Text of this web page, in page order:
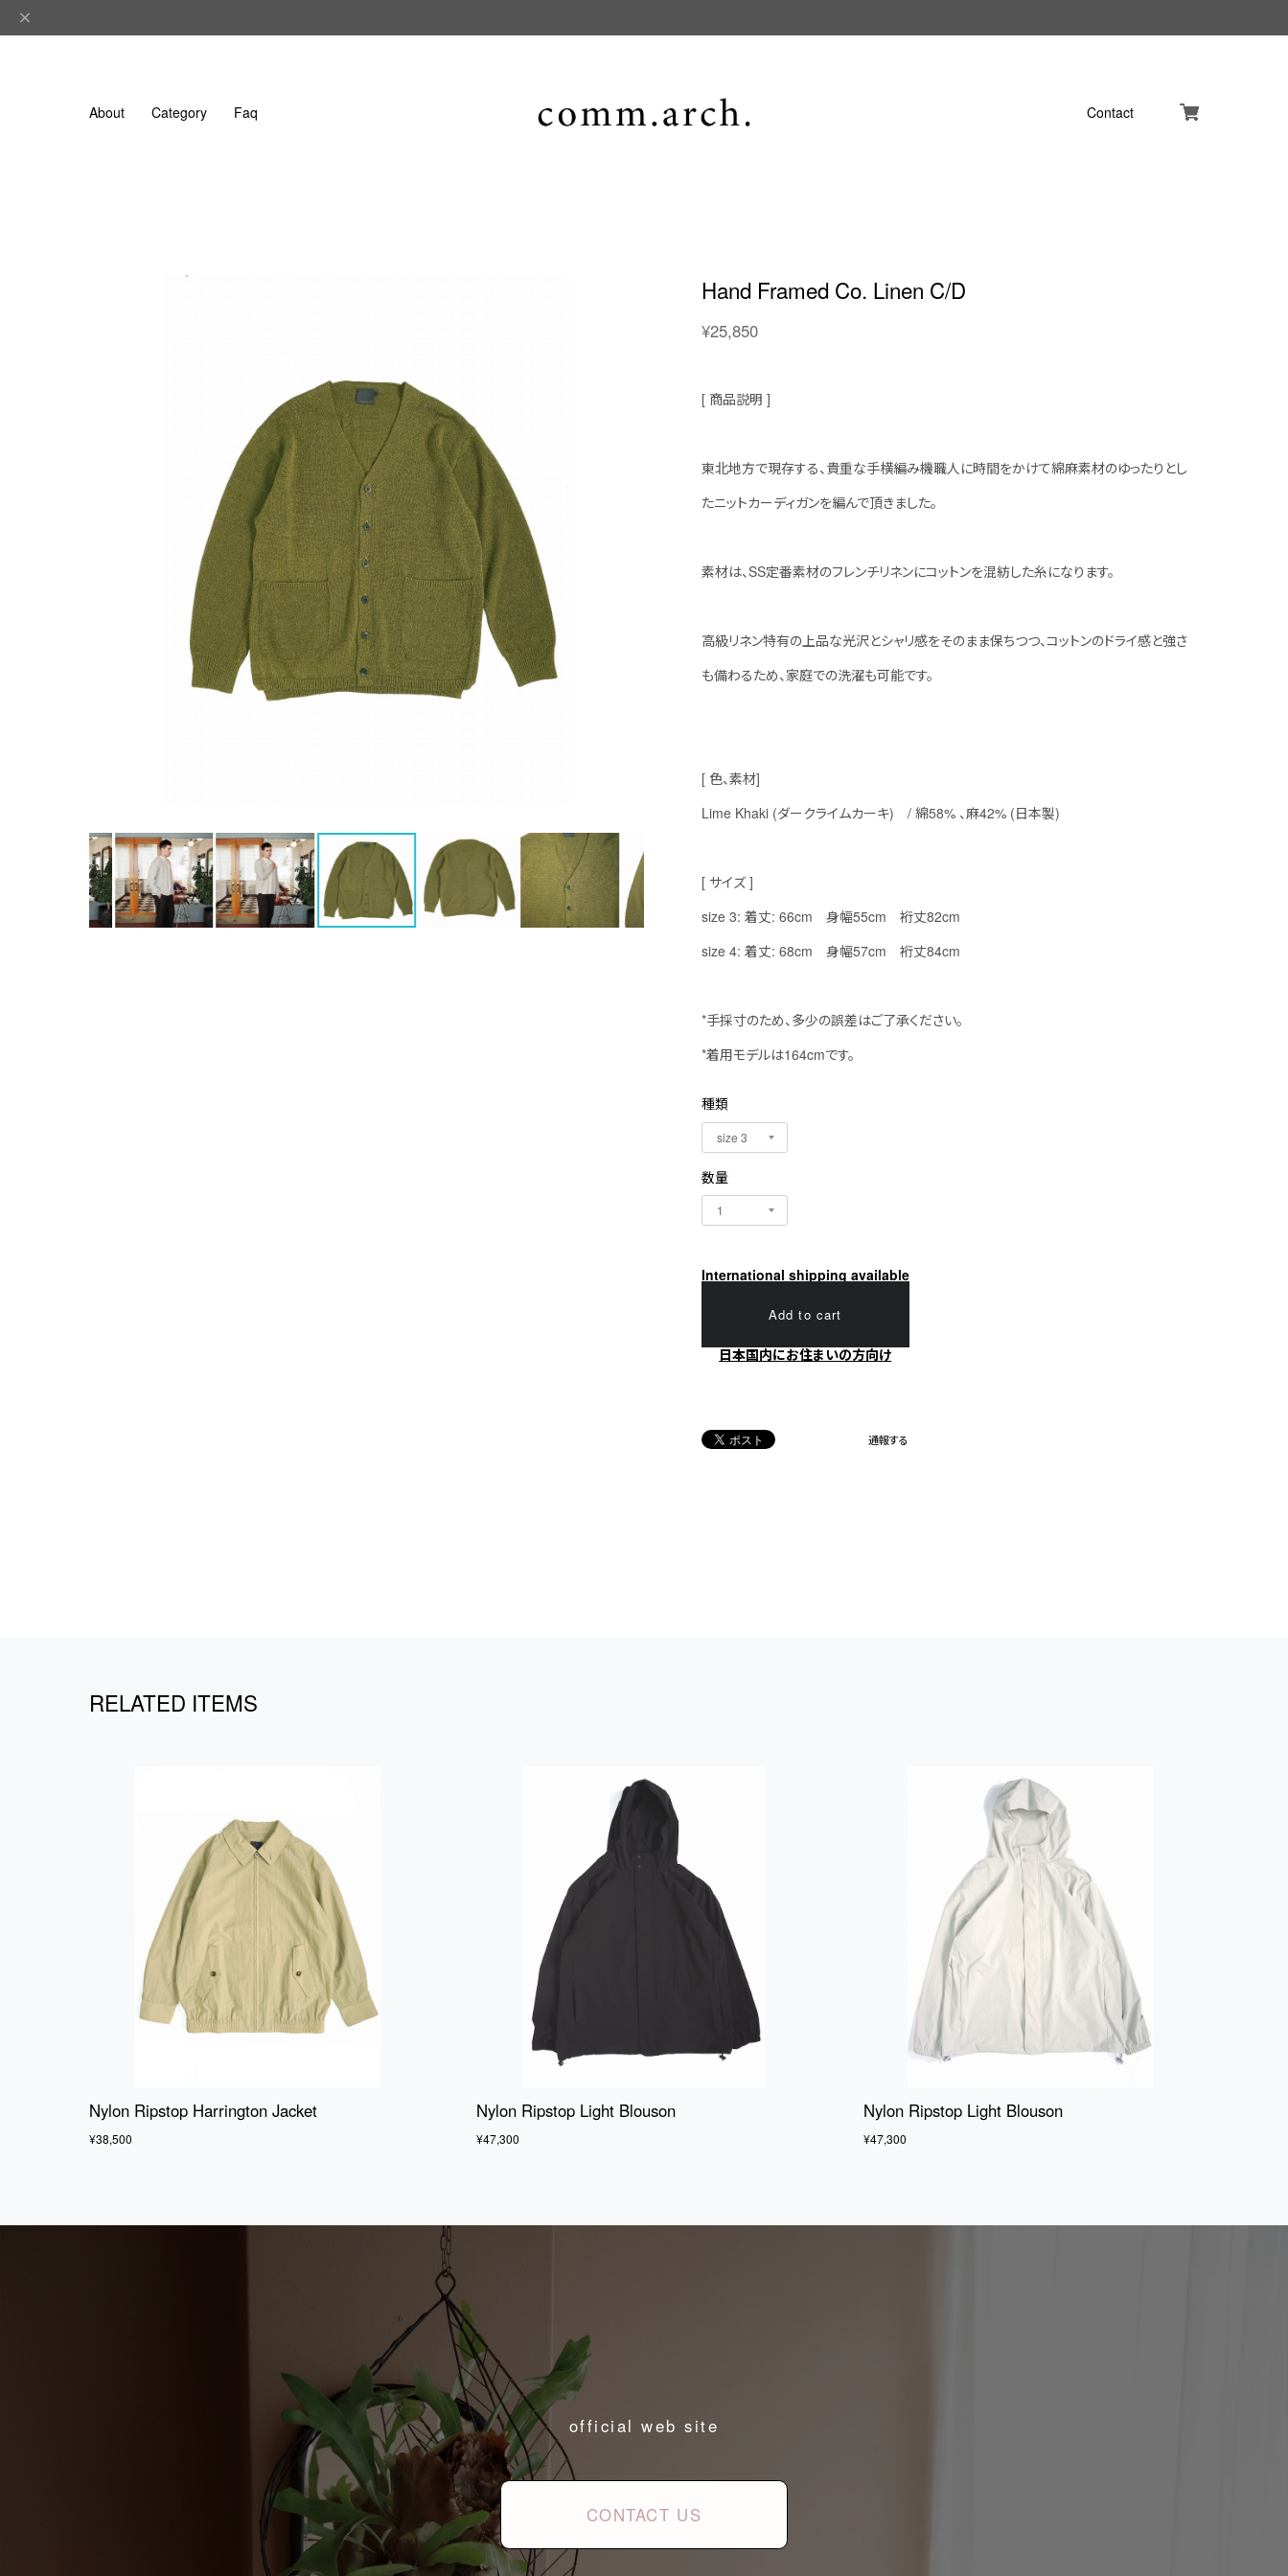
About Category Faq Contact
Hand Framed Co. Linen C/D
¥25,850
[ 商品説明 ]
東北地方で現存する、貴重な手横編み機職人に時間をかけて綿麻素材のゆったりとし
たニットカーディガンを編んで頂きました。
素材は、SS定番素材のフレンチリネンにコットンを混紡した糸になります。
高級リネン特有の上品な光沢とシャリ感をそのまま保ちつつ、コットンのドライ感と強さ
も備わるため、家庭での洗濯も可能です。
[ 色、素材]
Lime Khaki (ダークライムカーキ) / 綿58% 、麻42% (日本製)
[ サイズ ]
size 3: 着丈: 66cm 身幅55cm 裄丈82cm
size 4: 着丈: 68cm 身幅57cm 裄丈84cm
*手採寸のため、多少の誤差はご了承ください。
*着用モデルは164cmです。
種類
数量
International shipping available
Add to cart
日本国内にお住まいの方向け
通報する
RELATED ITEMS
Nylon Ripstop Harrington Jacket
¥38,500
Nylon Ripstop Light Blouson
¥47,300
Nylon Ripstop Light Blouson
¥47,300
official web site
CONTACT US